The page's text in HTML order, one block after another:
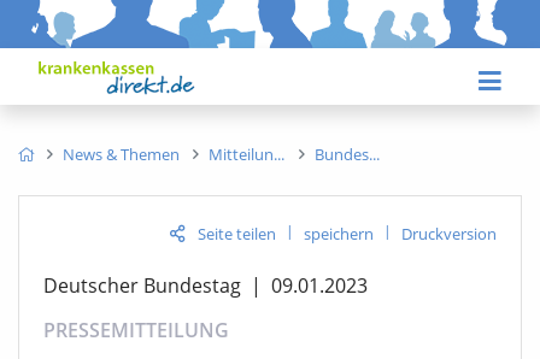
News & Themen Mitteilun Bundes
Seite teilen | speichern | Druckversion
Deutscher Bundestag | 09.01.2023
PRESSEMITTEILUNG